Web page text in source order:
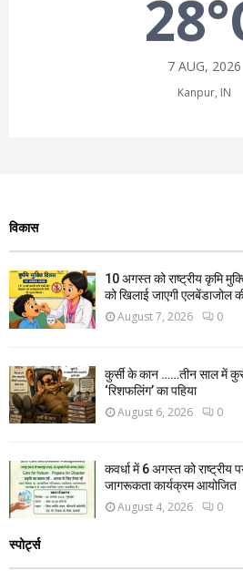
7 AUG, 2026
Kanpur, IN
विकास
10 अगस्त को राष्ट्रीय कृमि
को खिलाई जाएगी एलबेंडाजोल
August 7, 2026 0
कुर्सी के कान ……तीन साल में
‘रिशफलिंग’ का पहिया
August 6, 2026 0
कवर्धा में 6 अगस्त को राष्ट्रीय
जागरूकता कार्यक्रम आयोजित
August 4, 2026 0
स्पोर्ट्स